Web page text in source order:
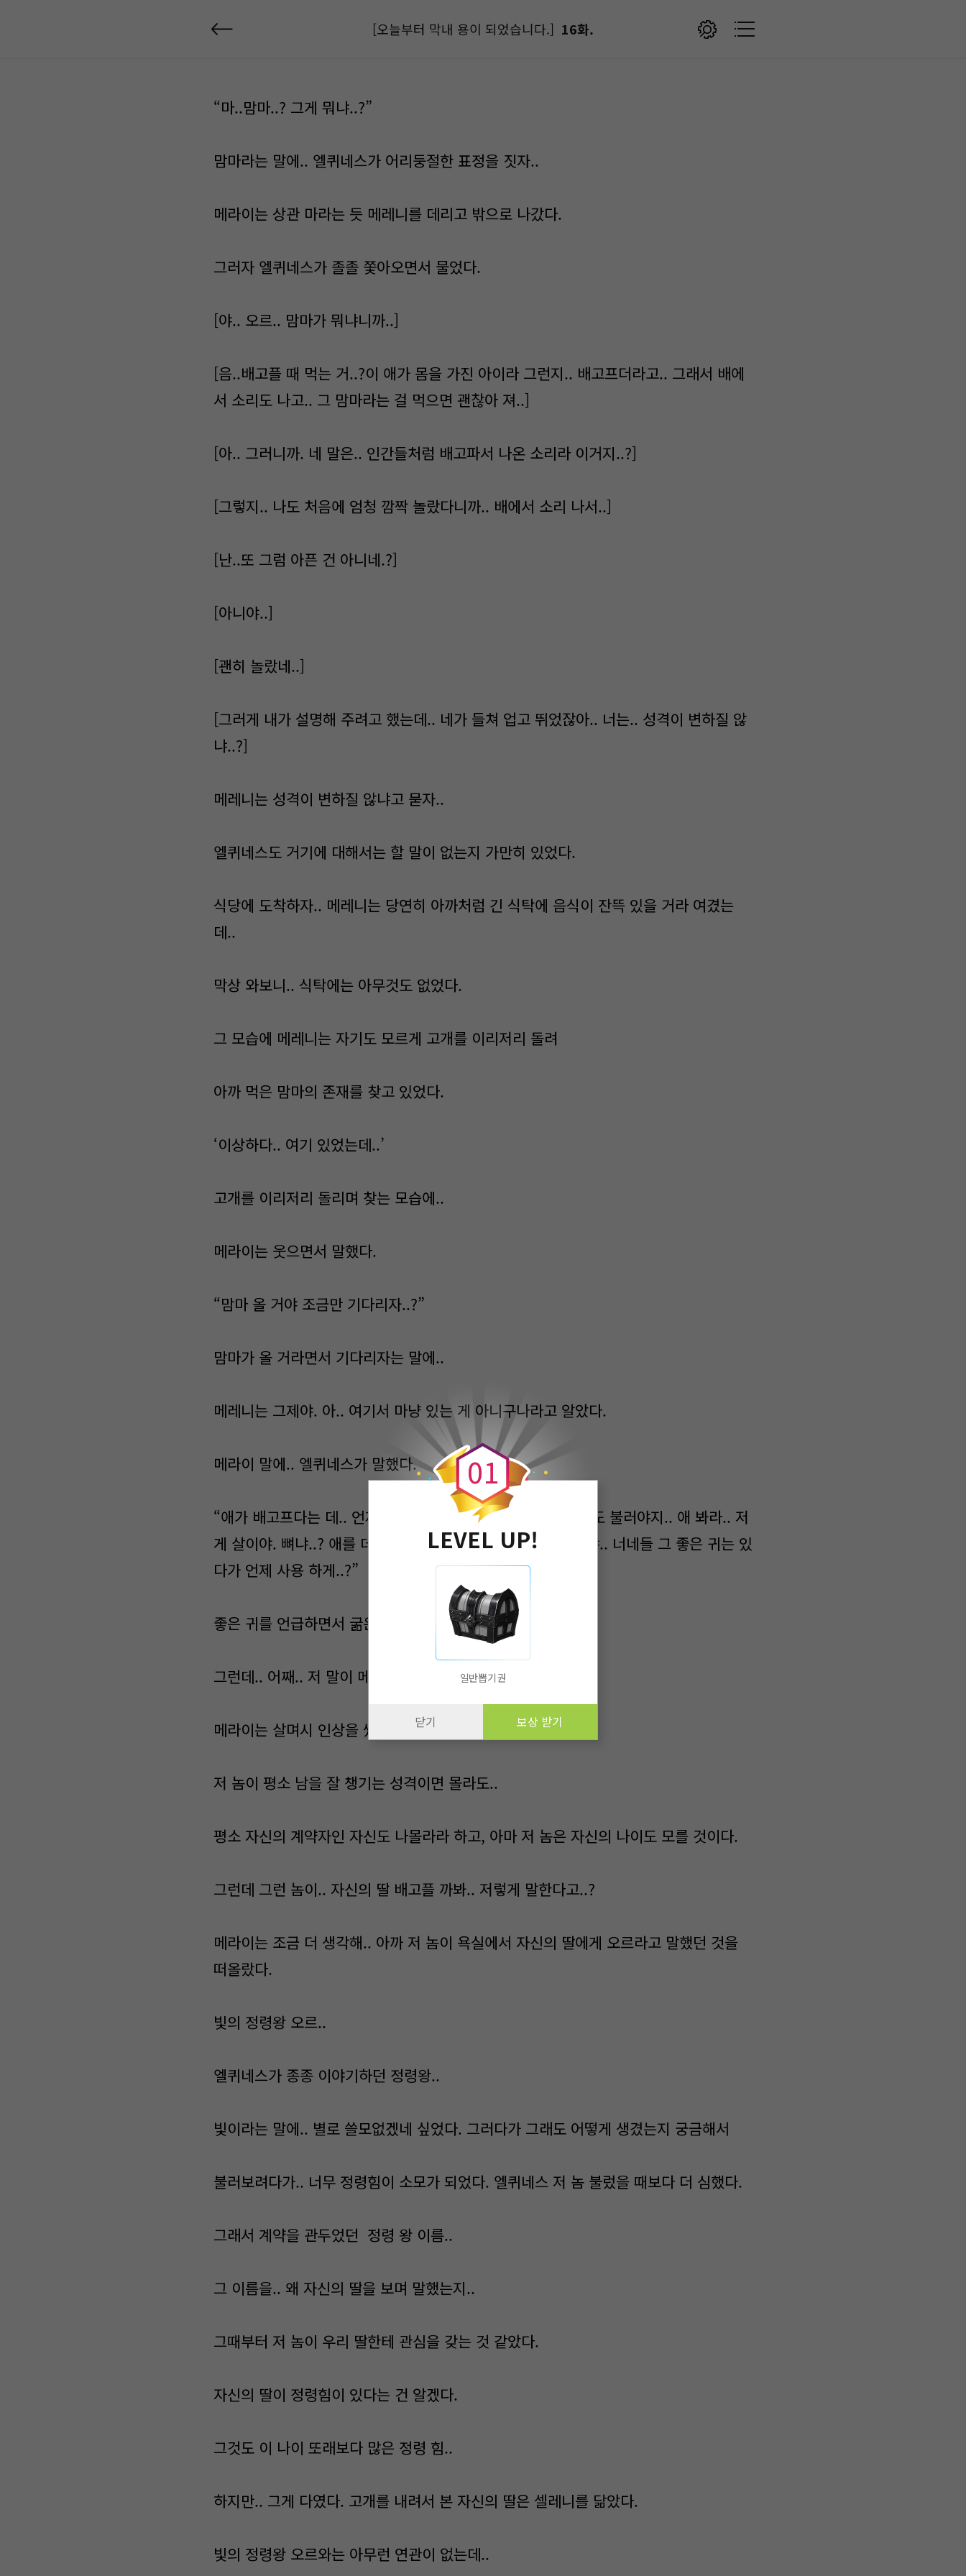
[오늘부터 막내 용이 되었습니다.] 16화.
“마..맘마..? 그게 뭐냐..?”
맘마라는 말에.. 엘퀴네스가 어리둥절한 표정을 짓자..
메라이는 상관 마라는 듯 메레니를 데리고 밖으로 나갔다.
그러자 엘퀴네스가 졸졸 쫓아오면서 물었다.
[야.. 오르.. 맘마가 뭐냐니까..]
[음..배고플 때 먹는 거..?이 애가 몸을 가진 아이라 그런지.. 배고프더라고.. 그래서 배에
서 소리도 나고.. 그 맘마라는 걸 먹으면 괜찮아 져..]
[아.. 그러니까. 네 말은.. 인간들처럼 배고파서 나온 소리라 이거지..?]
[그렇지.. 나도 처음에 엄청 깜짝 놀랐다니까.. 배에서 소리 나서..]
[난..또 그럼 아픈 건 아니네.?]
[아니야..]
[괜히 놀랐네..]
[그러게 내가 설명해 주려고 했는데.. 네가 들쳐 업고 뛰었잖아.. 너는.. 성격이 변하질 않
냐..?]
메레니는 성격이 변하질 않냐고 묻자..
엘퀴네스도 거기에 대해서는 할 말이 없는지 가만히 있었다.
식당에 도착하자.. 메레니는 당연히 아까처럼 긴 식탁에 음식이 잔뜩 있을 거라 여겼는
데..
막상 와보니.. 식탁에는 아무것도 없었다.
그 모습에 메레니는 자기도 모르게 고개를 이리저리 돌려
아까 먹은 맘마의 존재를 찾고 있었다.
‘이상하다.. 여기 있었는데..’
고개를 이리저리 돌리며 찾는 모습에..
메라이는 웃으면서 말했다.
“맘마 올 거야 조금만 기다리자..?”
맘마가 올 거라면서 기다리자는 말에..
메레니는 그제야. 아.. 여기서 마냥 있는 게 아니구나라고 알았다.
메라이 말에.. 엘퀴네스가 말했다.
“애가 배고프다는 데.. 언제 오는데..? 굶어죽은 뒤에..? 누구라도 불러야지.. 애 봐라.. 저
게 살이야. 뼈냐..? 애를 데리고 왔으면.. 잘 먹여야 할 거 아니야.. 너네들 그 좋은 귀는 있
다가 언제 사용 하게..?”
좋은 귀를 언급하면서 굶은 뒤에 올거냐며 타박을 하였다.
그런데.. 어째.. 저 말이 메레니를 위한 말인 것 같아..
메라이는 살며시 인상을 썼다.
저 놈이 평소 남을 잘 챙기는 성격이면 몰라도..
평소 자신의 계약자인 자신도 나몰라라 하고, 아마 저 놈은 자신의 나이도 모를 것이다.
그런데 그런 놈이.. 자신의 딸 배고플 까봐.. 저렇게 말한다고..?
메라이는 조금 더 생각해.. 아까 저 놈이 욕실에서 자신의 딸에게 오르라고 말했던 것을
떠올랐다.
빛의 정령왕 오르..
엘퀴네스가 종종 이야기하던 정령왕..
빛이라는 말에.. 별로 쓸모없겠네 싶었다. 그러다가 그래도 어떻게 생겼는지 궁금해서
불러보려다가.. 너무 정령힘이 소모가 되었다. 엘퀴네스 저 놈 불렀을 때보다 더 심했다.
그래서 계약을 관두었던 정령 왕 이름..
그 이름을.. 왜 자신의 딸을 보며 말했는지..
그때부터 저 놈이 우리 딸한테 관심을 갖는 것 같았다.
자신의 딸이 정령힘이 있다는 건 알겠다.
그것도 이 나이 또래보다 많은 정령 힘..
하지만.. 그게 다였다. 고개를 내려서 본 자신의 딸은 셀레니를 닮았다.
빛의 정령왕 오르와는 아무런 연관이 없는데..
0
0
1
LEVEL UP!
일반뽑기권
닫기 보상 받기